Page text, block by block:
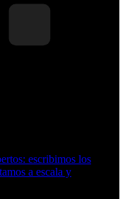
escribimos los
a escala y